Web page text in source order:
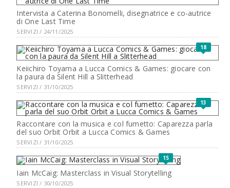
Intervista a Caterina Bonomelli, disegnatrice e co-autrice
di One Last Time
SERVIZI / 24/11/2025
18
Keiichiro Toyama a Lucca Comics & Games: giocare con
la paura da Silent Hill a Slitterhead
SERVIZI / 31/10/2025
13
Raccontare con la musica e col fumetto: Caparezza parla
del suo Orbit Orbit a Lucca Comics & Games
SERVIZI / 31/10/2025
15
Iain McCaig: Masterclass in Visual Storytelling
SERVIZI / 30/10/2025